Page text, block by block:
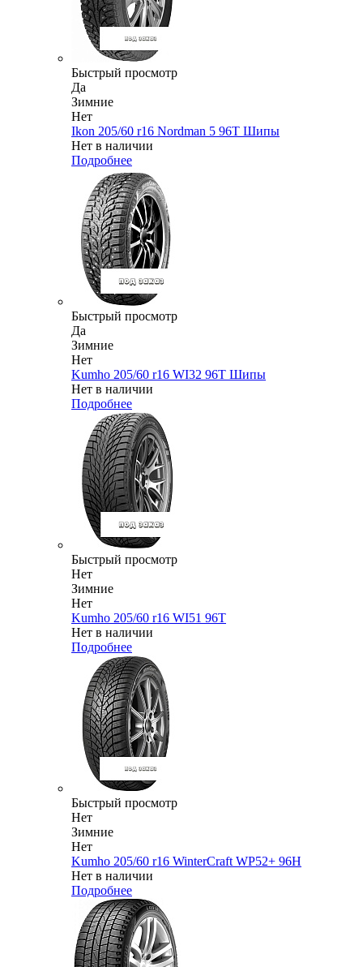
Быстрый просмотр
Да
Зимние
Нет
Ikon 205/60 r16 Nordman 5 96T Шипы
Нет в наличии
Подробнее
Быстрый просмотр
Да
Зимние
Нет
Kumho 205/60 r16 WI32 96T Шипы
Нет в наличии
Подробнее
Быстрый просмотр
Нет
Зимние
Нет
Kumho 205/60 r16 WI51 96T
Нет в наличии
Подробнее
Быстрый просмотр
Нет
Зимние
Нет
Kumho 205/60 r16 WinterCraft WP52+ 96H
Нет в наличии
Подробнее